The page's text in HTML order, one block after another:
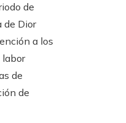
de
de Dior
a los
labor
de
de